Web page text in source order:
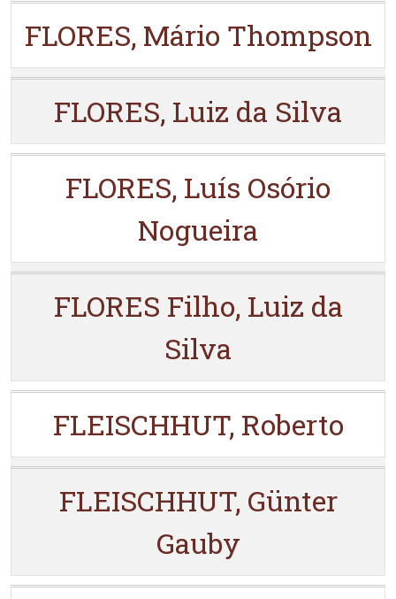
FLORES, Mário Thompson
FLORES, Luiz da Silva
FLORES, Luís Osório
Nogueira
FLORES Filho, Luiz da
Silva
FLEISCHHUT, Roberto
FLEISCHHUT, Günter
Gauby